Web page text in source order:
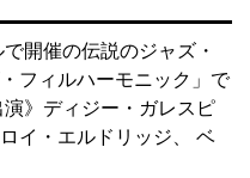
開催の伝説のジャズ・
フィルハーモニック」で
》ディジー・ガレスピ
イ・エルドリッジ、 ベ